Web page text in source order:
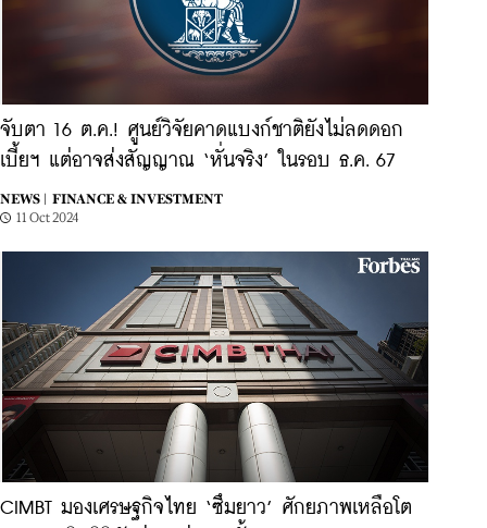
จับตา 16 ต.ค.! ศูนย์วิจัยคาดแบงก์ชาติยังไม่ลดดอก
เบี้ยฯ แต่อาจส่งสัญญาณ ‘หั่นจริง’ ในรอบ ธ.ค. 67
NEWS |
FINANCE & INVESTMENT
11 Oct 2024
CIMBT มองเศรษฐกิจไทย ‘ซึมยาว’ ศักยภาพเหลือโต